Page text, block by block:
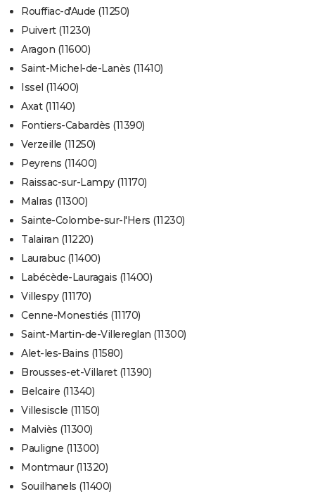
Rouffiac-d'Aude (11250)
Puivert (11230)
Aragon (11600)
Saint-Michel-de-Lanès (11410)
Issel (11400)
Axat (11140)
Fontiers-Cabardès (11390)
Verzeille (11250)
Peyrens (11400)
Raissac-sur-Lampy (11170)
Malras (11300)
Sainte-Colombe-sur-l'Hers (11230)
Talairan (11220)
Laurabuc (11400)
Labécède-Lauragais (11400)
Villespy (11170)
Cenne-Monestiés (11170)
Saint-Martin-de-Villereglan (11300)
Alet-les-Bains (11580)
Brousses-et-Villaret (11390)
Belcaire (11340)
Villesiscle (11150)
Malviès (11300)
Pauligne (11300)
Montmaur (11320)
Souilhanels (11400)